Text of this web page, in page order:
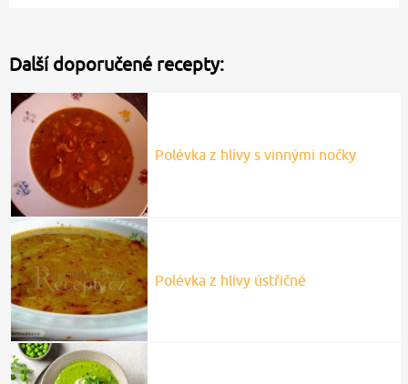
Další doporučené recepty:
Polévka z hlívy s vinnými nočky
Polévka z hlívy ústřičné